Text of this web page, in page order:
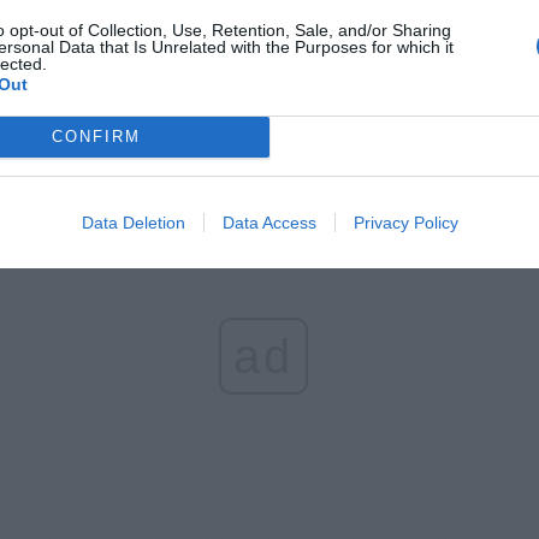
opt-out of Collection, Use, Retention, Sale, and/or Sharing
Data that Is Unrelated with the Purposes for which it
CONFIRM
Data Deletion Data Access Privacy Policy
Fot. Policja
ze śródmiejskiego wydziału dochodzeniowo-śledczego